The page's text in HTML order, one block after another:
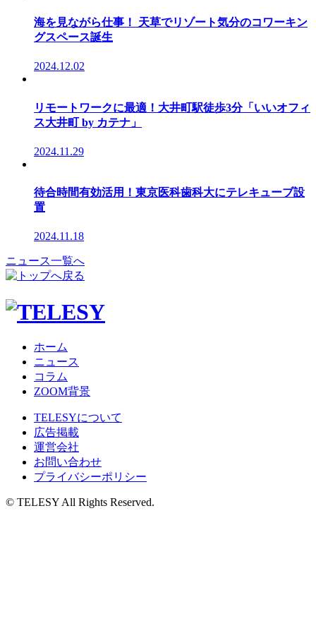
海を見ながら仕事！ 天草でリゾート気分のコワーキン
グスペース誕生
2024.12.02
リモートワークに最適！大井町駅徒歩3分「いいオフィ
ス大井町 by カテナ」
2024.11.29
待合時間有効活用！東京医科歯科大にテレキューブ設
置
2024.11.18
ニュース一覧へ
ホーム
ニュース
コラム
ZOOM背景
TELESYについて
広告掲載
運営会社
お問い合わせ
プライバシーポリシー
© TELESY All Rights Reserved.